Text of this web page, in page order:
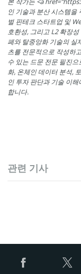
인 기술과 분산 시스템을
벌 핀테크 스타트업 및
호환성, 그리고 L2 확장
폐와 탈중앙화 기술의 실
츠를 전문적으로 작성하
수 있는 드문 전문 필진
화, 온체인 데이터 분석,
인 투자 판단과 기술 이
합니다.
관련 기사